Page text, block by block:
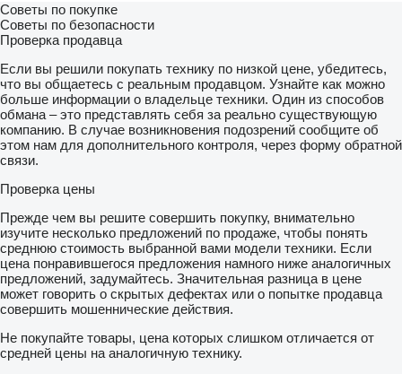
Советы по покупке
Советы по безопасности
Проверка продавца
Если вы решили покупать технику по низкой цене, убедитесь,
что вы общаетесь с реальным продавцом. Узнайте как можно
больше информации о владельце техники. Один из способов
обмана – это представлять себя за реально существующую
компанию. В случае возникновения подозрений сообщите об
этом нам для дополнительного контроля, через форму обратной
связи.
Проверка цены
Прежде чем вы решите совершить покупку, внимательно
изучите несколько предложений по продаже, чтобы понять
среднюю стоимость выбранной вами модели техники. Если
цена понравившегося предложения намного ниже аналогичных
предложений, задумайтесь. Значительная разница в цене
может говорить о скрытых дефектах или о попытке продавца
совершить мошеннические действия.
Не покупайте товары, цена которых слишком отличается от
средней цены на аналогичную технику.